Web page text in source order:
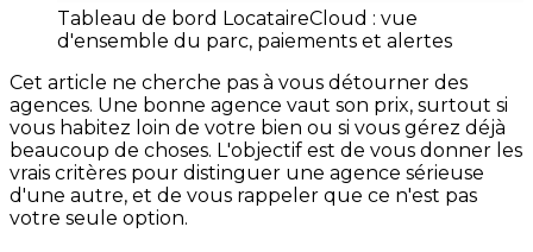
Tableau de bord LocataireCloud : vue
d'ensemble du parc, paiements et alertes
Cet article ne cherche pas à vous détourner des
agences. Une bonne agence vaut son prix, surtout si
vous habitez loin de votre bien ou si vous gérez déjà
beaucoup de choses. L'objectif est de vous donner les
vrais critères pour distinguer une agence sérieuse
d'une autre, et de vous rappeler que ce n'est pas
votre seule option.